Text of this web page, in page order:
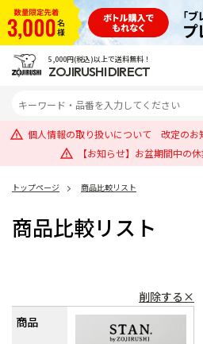
5,000円(税込)以上で送料無料！
ZOJIRUSHI DIRECT
個人情報の取り扱いについて 改定のお
【お知らせ】お盆期間中の
トップページ 商品比較リスト
商品比較リスト
商品
削除する×